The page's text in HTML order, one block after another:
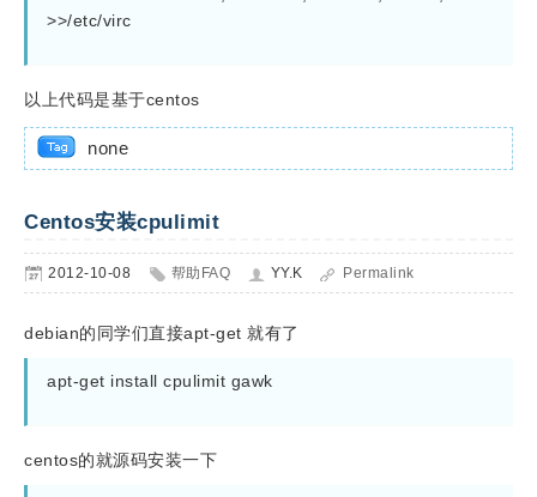
>>/etc/virc
以上代码是基于centos
none
Centos安装cpulimit
2012-10-08 帮助FAQ YY.K Permalink
debian的同学们直接apt-get 就有了
apt-get install cpulimit gawk
centos的就源码安装一下